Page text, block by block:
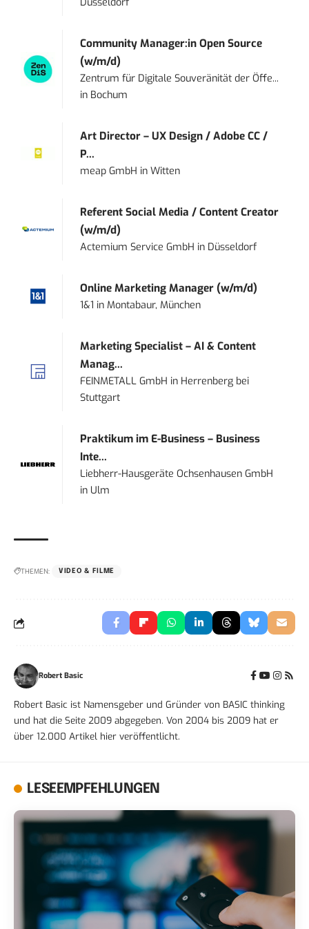
Community Manager:in Open Source
(w/m/d)
Zentrum für Digitale Souveränität der Öffe...
in Bochum
Art Director – UX Design / Adobe CC /
P...
meap GmbH inWitten
Referent Social Media / Content Creator
(w/m/d)
Actemium Service GmbH in Düsseldorf
Online Marketing Manager (w/m/d)
1&1 inMontabaur, München
Marketing Specialist – AI & Content
Manag...
FEINMETALL GmbH in Herrenberg bei
Stuttgart
Praktikum im E-Business – Business
Inte...
Liebherr-Hausgeräte Ochsenhausen GmbH
in Ulm
THEMEN: VIDEO & FILME
Robert Basic
Robert Basic ist Namensgeber und Gründer von BASIC thinking
und hat die Seite 2009 abgegeben. Von 2004 bis 2009 hat er
über 12.000 Artikel hier veröffentlicht.
LESEEMPFEHLUNGEN